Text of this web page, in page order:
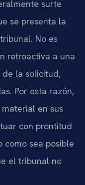
surte
se presenta la
No es
retroactiva a una
la solicitud,
Por esta razón,
en sus
con prontitud
como sea posible
el tribunal no